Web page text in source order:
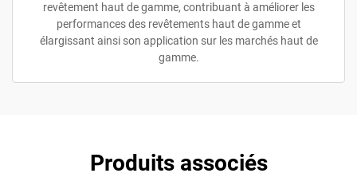
revêtement haut de gamme, contribuant à améliorer les
performances des revêtements haut de gamme et
élargissant ainsi son application sur les marchés haut de
gamme.
Produits associés